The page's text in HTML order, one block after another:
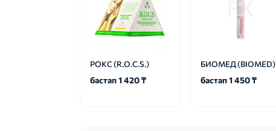
РОКС (R.O.C.S.)
бастап 1 420 ₸
БИОМЕД (BIOMED)
бастап 1 450 ₸